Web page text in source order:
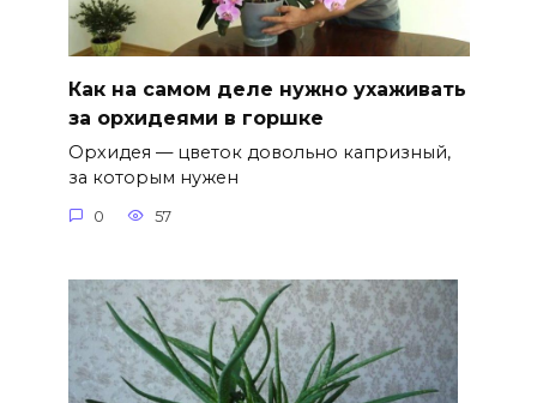
Как на самом деле нужно ухаживать
за орхидеями в горшке
Орхидея — цветок довольно капризный,
за которым нужен
0 57